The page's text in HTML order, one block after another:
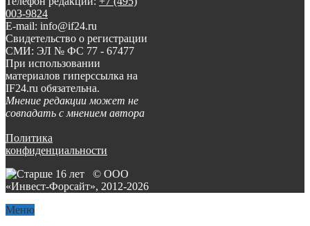
003-9824
E-mail: info@if24.ru
Свидетельство о регистрации
СМИ: ЭЛ № ФС 77 - 67477
При использовании
материалов гиперссылка на
IF24.ru обязательна.
Мнение редакции может не
совпадать с мнением автора
Политика
конфиденциальности
© ООО
«Инвест-Форсайт», 2012-2026
Меню